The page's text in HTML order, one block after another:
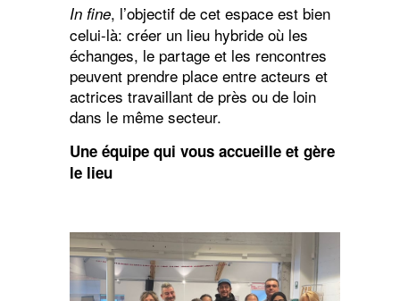
In fine, l’objectif de cet espace est bien
celui-là: créer un lieu hybride où les
échanges, le partage et les rencontres
peuvent prendre place entre acteurs et
actrices travaillant de près ou de loin
dans le même secteur.
Une équipe qui vous accueille et gère
le lieu